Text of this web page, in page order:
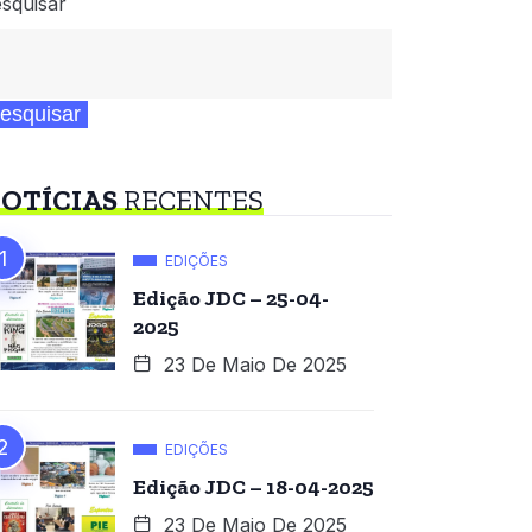
RECENTES
EDIÇÕES
Edição JDC – 25-04-
2025
23 De Maio De 2025
EDIÇÕES
Edição JDC – 18-04-2025
23 De Maio De 2025